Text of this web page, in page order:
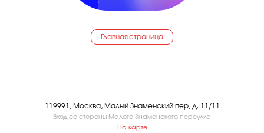
Главная страница
119991, Москва, Малый Знаменский пер, д. 11/11
Вход со стороны Малого Знаменского переулка
На карте